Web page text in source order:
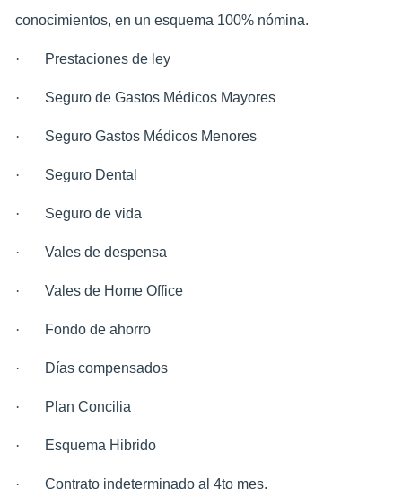
conocimientos, en un esquema 100% nómina.
· Prestaciones de ley
· Seguro de Gastos Médicos Mayores
· Seguro Gastos Médicos Menores
· Seguro Dental
· Seguro de vida
· Vales de despensa
· Vales de Home Office
· Fondo de ahorro
· Días compensados
· Plan Concilia
· Esquema Hibrido
· Contrato indeterminado al 4to mes.